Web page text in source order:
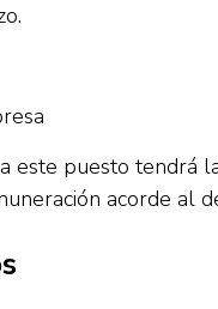
este puesto tendrá
acorde al